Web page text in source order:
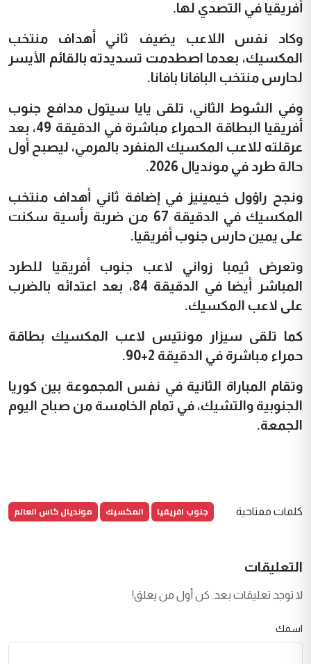
أفريقيا في التصدي لها.
وكاد نفس اللاعب يضيف ثاني أهداف منتخب
المكسيك، بعدما اصطدمت تسديدته بالقائم الأيسر
لحارس منتخب البافانا بافانا.
وفي الشوط الثاني، تلقى يايا سيتول مدافع جنوب
أفريقيا البطاقة الحمراء مباشرة في الدقيقة 49، بعد
عرقلته للاعب المكسيك المنفرد بالمرمي، ليصبح أول
حالة طرد في مونديال 2026.
ونجح راؤول خيمينيز في إضافة ثاني أهداف منتخب
المكسيك في الدقيقة 67 من ضربة رأسية سكنت
على يمين حارس جنوب أفريقيا.
وتعرض ثيمبا زواني لاعب جنوب أفريقيا للطرد
المباشر أيضا في الدقيقة 84، بعد اعتدائه بالضرب
على لاعب المكسيك.
كما تلقى سيزار مونتيس لاعب المكسيك بطاقة
حمراء مباشرة في الدقيقة 2+90.
وتقام المباراة الثانية في نفس المجموعة بين كوريا
الجنوبية والتشيك، في تمام الخامسة من صباح اليوم
الجمعة.
كلمات مفتاحية جنوب افريقيا المكسيك مونديال كاس العالم
التعليقات
لا توجد تعليقات بعد. كن أول من يعلق!
اسمك